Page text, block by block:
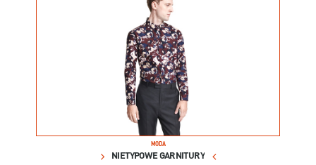
MODA
NIETYPOWE GARNITURY